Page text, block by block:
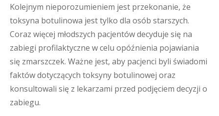
Kolejnym nieporozumieniem jest przekonanie, że
toksyna botulinowa jest tylko dla osób starszych.
Coraz więcej młodszych pacjentów decyduje się na
zabiegi profilaktyczne w celu opóźnienia pojawiania
się zmarszczek. Ważne jest, aby pacjenci byli świadomi
faktów dotyczących toksyny botulinowej oraz
konsultowali się z lekarzami przed podjęciem decyzji o
zabiegu.